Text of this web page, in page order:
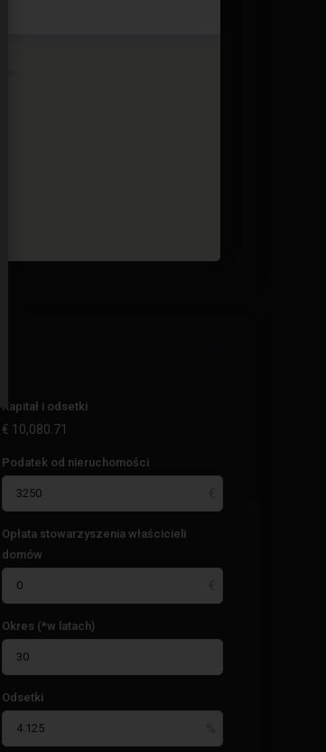
Kapitał i odsetki
€ 10,080.71
Podatek od nieruchomości
Opłata stowarzyszenia właścicieli
domów
Okres (*w latach)
Odsetki
Calida ,
Przylądek
Palos,
La
Manga
San
Javier
San
Pedro